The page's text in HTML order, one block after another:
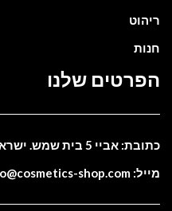
ריהוט
חנות
הפרטים שלנו
כתובת: אביי 5 בית שמש. ישראל
מייל: info@cosmetics-shop.com